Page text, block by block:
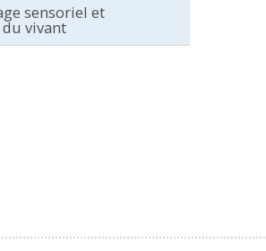
sensoriel et
vivant